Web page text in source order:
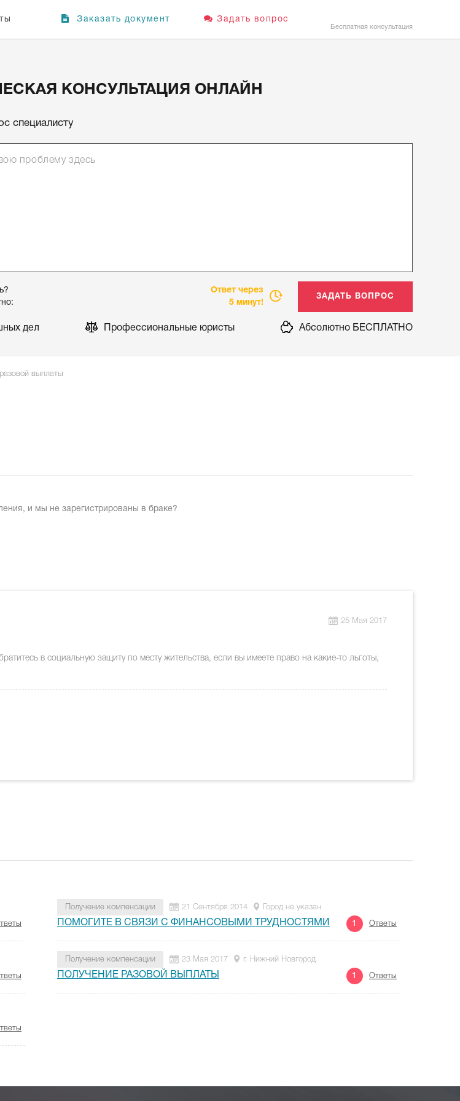
Заказать документ Задать вопрос
Бесплатная консультация
КОНСУЛЬТАЦИЯ ОНЛАЙН
специалисту
Ответ через
5 минут!
дел Профессиональные юристы Абсолютно БЕСПЛАТНО
выплаты
и мы не зарегистрированы в браке?
25 Мая 2017
в социальную защиту по месту жительства, если вы имеете право на какие-то льготы,
Получение компенсации 21 Сентября 2014 Город не указан
ПОМОГИТЕ В СВЯЗИ С ФИНАНСОВЫМИ ТРУДНОСТЯМИ 1 Ответы
Получение компенсации 23 Мая 2017 г. Нижний Новгород
ПОЛУЧЕНИЕ РАЗОВОЙ ВЫПЛАТЫ 1 Ответы